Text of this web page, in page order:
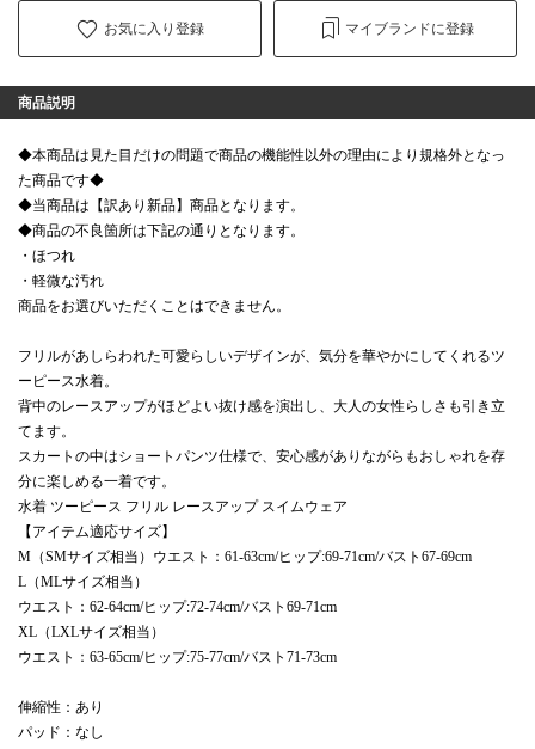
お気に入り登録 マイブランドに登録
商品説明
◆本商品は見た目だけの問題で商品の機能性以外の理由により規格外となっ
た商品です◆
◆当商品は【訳あり新品】商品となります。
◆商品の不良箇所は下記の通りとなります。
・ほつれ
・軽微な汚れ
商品をお選びいただくことはできません。
フリルがあしらわれた可愛らしいデザインが、気分を華やかにしてくれるツ
ーピース水着。
背中のレースアップがほどよい抜け感を演出し、大人の女性らしさも引き立
てます。
スカートの中はショートパンツ仕様で、安心感がありながらもおしゃれを存
分に楽しめる一着です。
水着 ツーピース フリル レースアップ スイムウェア
【アイテム適応サイズ】
M（SMサイズ相当）ウエスト：61-63cm/ヒップ:69-71cm/バスト67-69cm
L（MLサイズ相当）
ウエスト：62-64cm/ヒップ:72-74cm/バスト69-71cm
XL（LXLサイズ相当）
ウエスト：63-65cm/ヒップ:75-77cm/バスト71-73cm
伸縮性：あり
パッド：なし